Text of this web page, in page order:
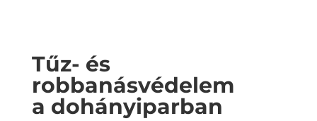
Tűz- és
robbanásvédelem
a dohányiparban